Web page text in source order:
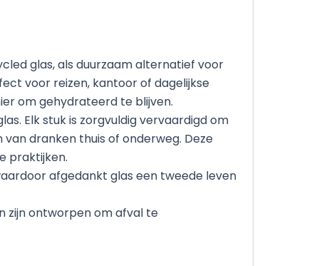
glas, als duurzaam alternatief voor
voor reizen, kantoor of dagelijkse
om gehydrateerd te blijven.
Elk stuk is zorgvuldig vervaardigd om
dranken thuis of onderweg. Deze
praktijken.
afgedankt glas een tweede leven
zijn ontworpen om afval te